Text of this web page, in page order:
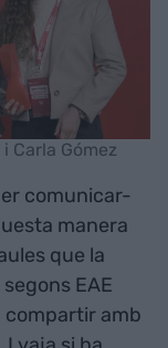
Carla Gómez
comunicar-
manera
que la
EAE
compartir amb